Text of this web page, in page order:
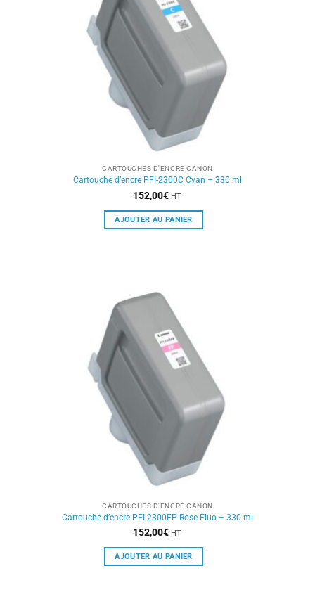
CARTOUCHES D'ENCRE CANON
Cartouche d’encre PFI-2300C Cyan – 330 ml
152,00€ HT
AJOUTER AU PANIER
CARTOUCHES D'ENCRE CANON
Cartouche d’encre PFI-2300FP Rose Fluo – 330 ml
152,00€ HT
AJOUTER AU PANIER